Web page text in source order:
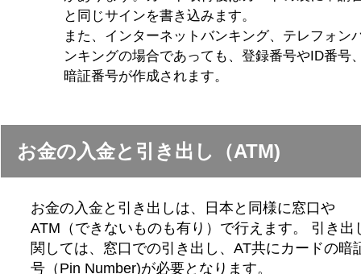
と同じサインを書き込みます。
また、インターネットバンキング、テレフォン
ンキングの場合であっても、登録番号やID番号
暗証番号が作成されます。
お金の入金と引き出し（ATM)
お金の入金と引き出しは、日本と同様に窓口や
ATM（できないものも有り）で行えます。 引き出
関しては、窓口での引き出し、AT共にカードの暗
号（Pin Number)が必要となります。